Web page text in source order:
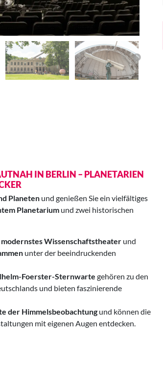
IN BERLIN – PLANETARIEN
Planeten und genießen Sie ein vielfältiges
Planetarium und zwei historischen
modernstes Wissenschaftstheater und
unter der beeindruckenden
Foerster-Sternwarte gehören zu den
und bieten faszinierende
der Himmelsbeobachtung und können die
mit eigenen Augen entdecken.